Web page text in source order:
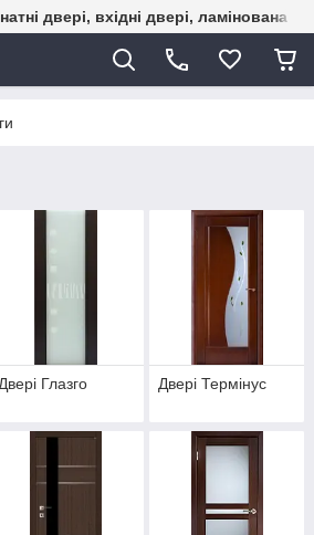
двері, вхідні двері, ламінована
Двері Глазго Двері Термінус